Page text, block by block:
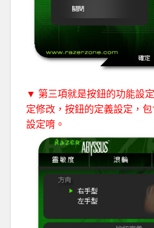
▼ 第三項就是按鈕的功能設
定修改，按鈕的定義設定，
設定唷。